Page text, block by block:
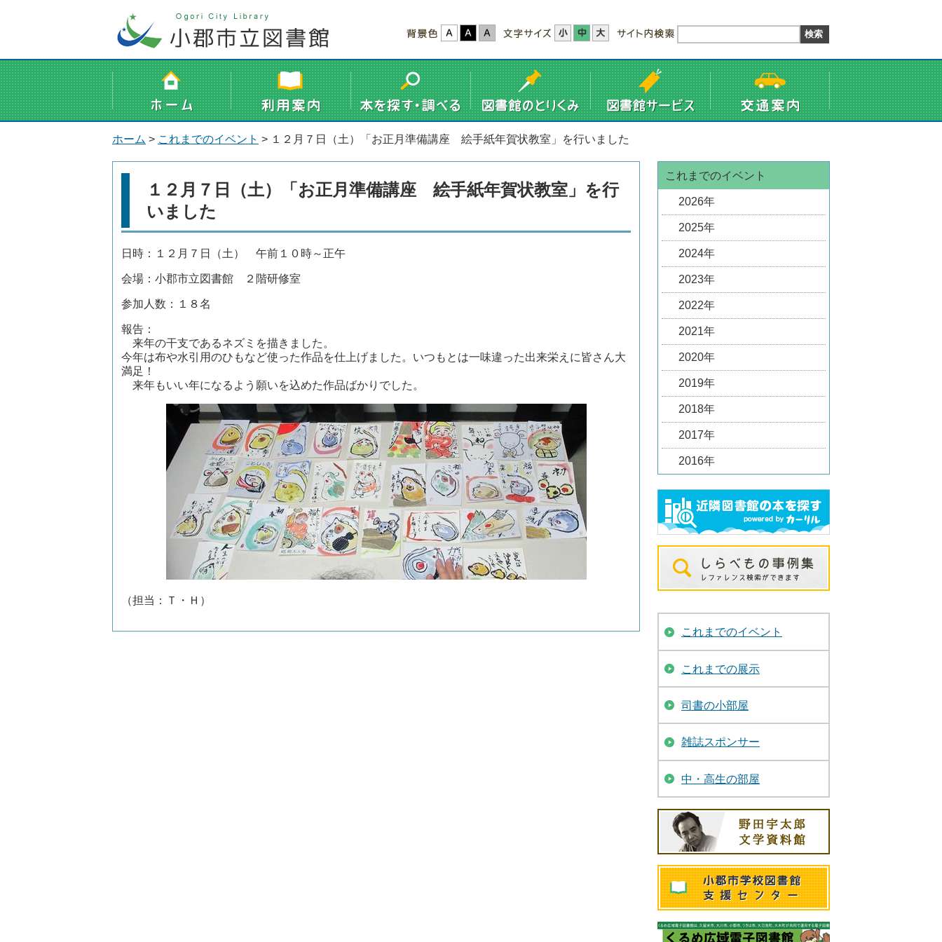
ホーム > これまでのイベント > １２月７日（土）「お正月準備講座 絵手紙年賀状教室」を行いました
１２月７日（土）「お正月準備講座 絵手紙年賀状教室」を行
いました
日時：１２月７日（土） 午前１０時～正午
会場：小郡市立図書館 ２階研修室
参加人数：１８名
報告：
来年の干支であるネズミを描きました。
今年は布や水引用のひもなど使った作品を仕上げました。いつもとは一味違った出来栄えに皆さん大
満足！
来年もいい年になるよう願いを込めた作品ばかりでした。
（担当：Ｔ・Ｈ）
これまでのイベント
2026年
2025年
2024年
2023年
2022年
2021年
2020年
2019年
2018年
2017年
2016年
これまでのイベント
これまでの展示
司書の小部屋
雑誌スポンサー
中・高生の部屋